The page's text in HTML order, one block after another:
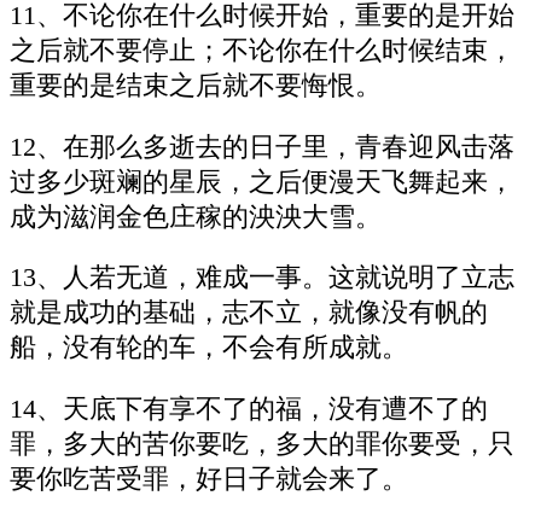
11、不论你在什么时候开始，重要的是开始
之后就不要停止；不论你在什么时候结束，
重要的是结束之后就不要悔恨。
12、在那么多逝去的日子里，青春迎风击落
过多少斑斓的星辰，之后便漫天飞舞起来，
成为滋润金色庄稼的泱泱大雪。
13、人若无道，难成一事。这就说明了立志
就是成功的基础，志不立，就像没有帆的
船，没有轮的车，不会有所成就。
14、天底下有享不了的福，没有遭不了的
罪，多大的苦你要吃，多大的罪你要受，只
要你吃苦受罪，好日子就会来了。